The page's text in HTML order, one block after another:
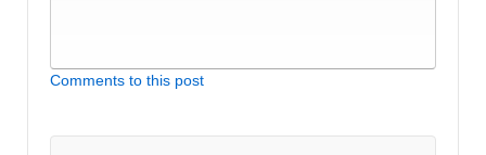
Comments to this post